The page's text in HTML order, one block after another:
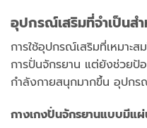
อุปกรณ์เสริมที่จำเป็นส
การใช้อุปกรณ์เสริมที่เหมาะ
การปั่นจักรยาน แต่ยังช่วยป้
กำลังกายสนุกมากขึ้น อุปก
กางเกงปั่นจักรยานแบบมีแ